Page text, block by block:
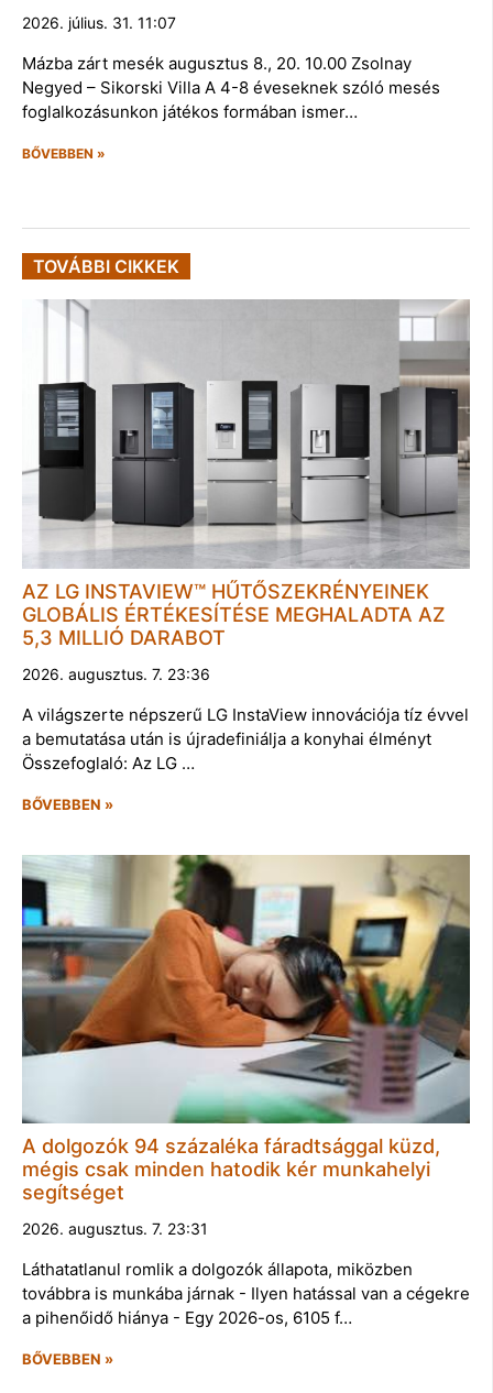
2026. július. 31. 11:07
Mázba zárt mesék augusztus 8., 20. 10.00 Zsolnay
Negyed – Sikorski Villa A 4-8 éveseknek szóló mesés
foglalkozásunkon játékos formában ismer…
BŐVEBBEN »
TOVÁBBI CIKKEK
AZ LG INSTAVIEW™ HŰTŐSZEKRÉNYEINEK
GLOBÁLIS ÉRTÉKESÍTÉSE MEGHALADTA AZ
5,3 MILLIÓ DARABOT
2026. augusztus. 7. 23:36
A világszerte népszerű LG InstaView innovációja tíz évvel
a bemutatása után is újradefiniálja a konyhai élményt
Összefoglaló: Az LG …
BŐVEBBEN »
A dolgozók 94 százaléka fáradtsággal küzd,
mégis csak minden hatodik kér munkahelyi
segítséget
2026. augusztus. 7. 23:31
Láthatatlanul romlik a dolgozók állapota, miközben
továbbra is munkába járnak - Ilyen hatással van a cégekre
a pihenőidő hiánya - Egy 2026-os, 6105 f…
BŐVEBBEN »